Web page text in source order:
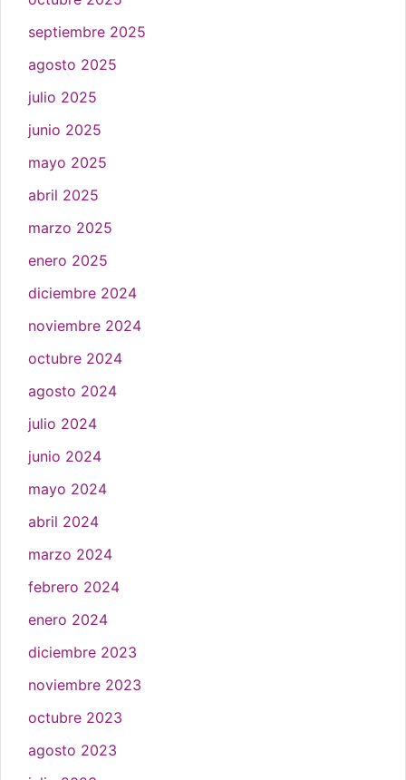
septiembre 2025
agosto 2025
julio 2025
junio 2025
mayo 2025
abril 2025
marzo 2025
enero 2025
diciembre 2024
noviembre 2024
octubre 2024
agosto 2024
julio 2024
junio 2024
mayo 2024
abril 2024
marzo 2024
febrero 2024
enero 2024
diciembre 2023
noviembre 2023
octubre 2023
agosto 2023